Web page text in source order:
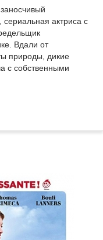
актриса с
Вдали от
природы, дикие
с собственными